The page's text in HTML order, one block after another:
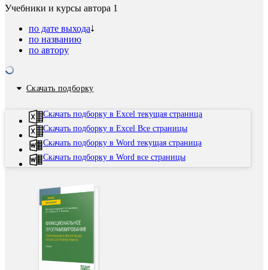
Учебники и курсы автора 1
по дате выхода
по названию
по автору
Скачать подборку
Скачать подборку в Excel текущая страница
Скачать подборку в Excel Все страницы
Скачать подборку в Word текущая страница
Скачать подборку в Word все страницы